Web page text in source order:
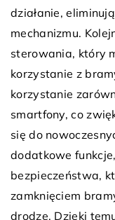
działanie,
mechanizmu.
sterowania, który
korzystanie z
korzystanie
smartfony, co
się do
dodatkowe
bezpieczeństwa,
zamknięciem
drodze. Dzięki